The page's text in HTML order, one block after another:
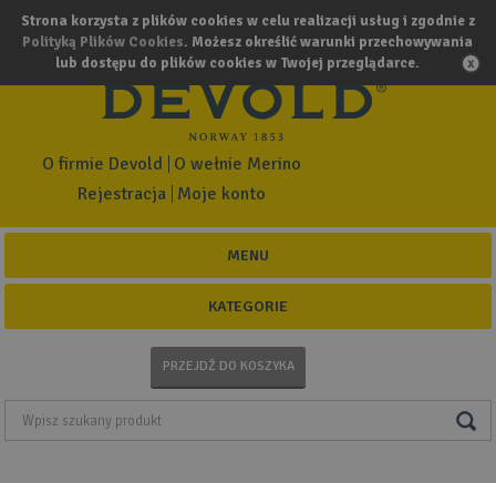
Strona korzysta z plików cookies w celu realizacji usług i zgodnie z
Polityką Plików Cookies. Możesz określić warunki przechowywania
lub dostępu do plików cookies w Twojej przeglądarce.
Rejestracja Moje konto
O firmie Devold O wełnie Merino
MENU
KATEGORIE
PRZEJDŹ DO KOSZYKA